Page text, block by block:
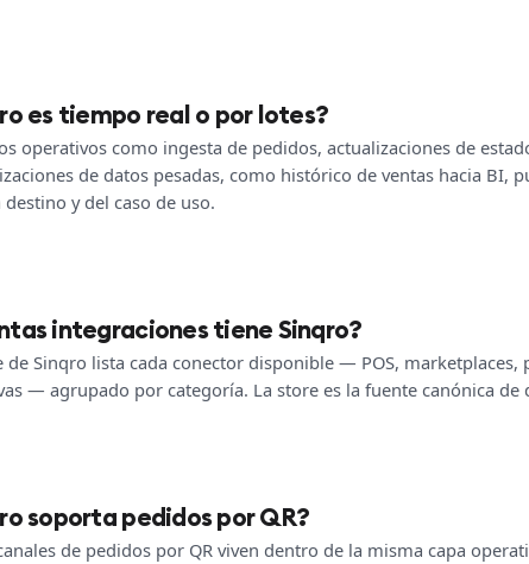
es tiempo real o por lotes?
operativos como ingesta de pedidos, actualizaciones de
de datos pesadas, como histórico de ventas hacia BI,
destino y del caso de uso.
integraciones tiene Sinqro?
de Sinqro lista cada conector disponible — POS,
— agrupado por categoría. La store es la fuente canónica
soporta pedidos por QR?
de pedidos por QR viven dentro de la misma capa